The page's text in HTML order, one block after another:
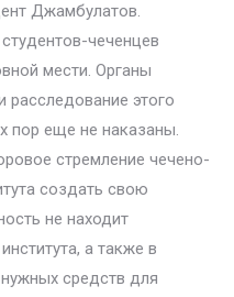
Джамбулатов.
чеченцев
мести. Органы
расследование этого
пор еще не наказаны.
стремление чечено-
создать свою
не находит
а также в
средств для